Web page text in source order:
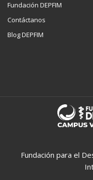
Fundación DEPFIM
Contáctanos
Blog DEPFIM
Fundación para el